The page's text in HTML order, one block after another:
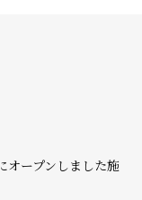
オープンしました施